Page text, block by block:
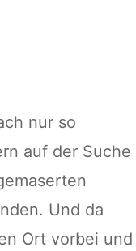
nur so
auf der Suche
Und da
Ort vorbei und